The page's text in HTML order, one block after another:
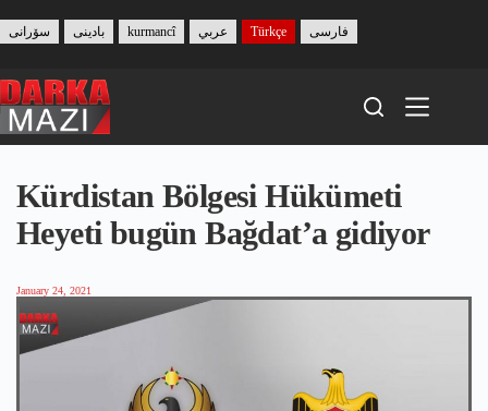
content
بادینی سۆرانی kurmancî عربي Türkçe فارسی
Kürdistan Bölgesi Hükümeti
Heyeti bugün Bağdat’a gidiyor
January 24, 2021